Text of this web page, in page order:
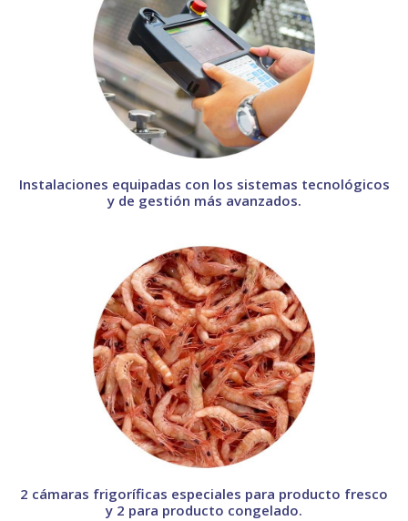
Instalaciones equipadas con los sistemas tecnológicos
y de gestión más avanzados.
2 cámaras frigoríficas especiales para producto fresco
y 2 para producto congelado.